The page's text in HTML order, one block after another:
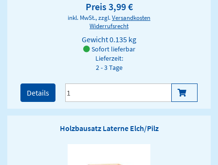
Preis 3,99 €
inkl. MwSt., zzgl.Versandkosten
Widerrufsrecht
Gewicht0.135 kg
Sofort lieferbar
Lieferzeit:
2 - 3 Tage
Details
Holzbausatz Laterne Elch/Pilz